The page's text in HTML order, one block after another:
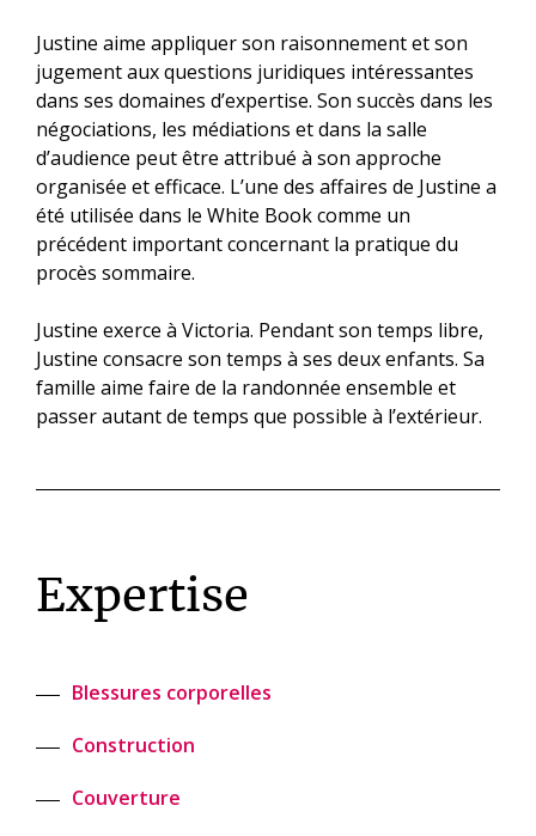
Justine aime appliquer son raisonnement et son
jugement aux questions juridiques intéressantes
dans ses domaines d’expertise. Son succès dans les
négociations, les médiations et dans la salle
d’audience peut être attribué à son approche
organisée et efficace. L’une des affaires de Justine a
été utilisée dans le White Book comme un
précédent important concernant la pratique du
procès sommaire.
Justine exerce à Victoria. Pendant son temps libre,
Justine consacre son temps à ses deux enfants. Sa
famille aime faire de la randonnée ensemble et
passer autant de temps que possible à l’extérieur.
Expertise
Blessures corporelles
Construction
Couverture